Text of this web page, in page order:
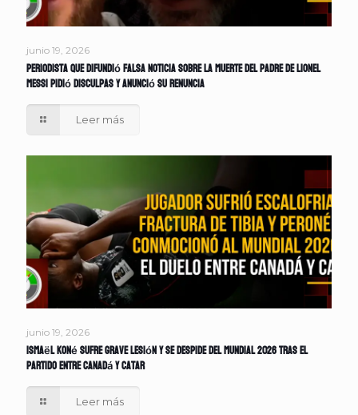
junio 19, 2026
Periodista que difundió falsa noticia sobre la muerte del padre de Lionel
Messi pidió disculpas y anunció su renuncia
Leer más
junio 19, 2026
Ismaël Koné sufre grave lesión y se despide del Mundial 2026 tras el
partido entre Canadá y Catar
Leer más